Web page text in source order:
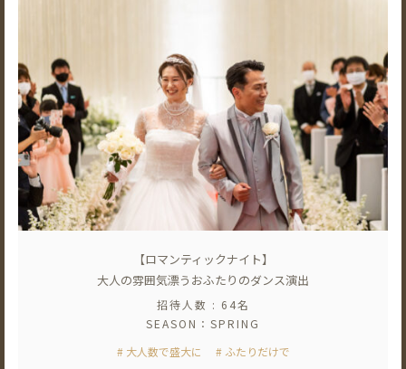
【ロマンティックナイト】
大人の雰囲気漂うおふたりのダンス演出
招待人数 : 64名
SEASON：SPRING
# 大人数で盛大に
# ふたりだけで